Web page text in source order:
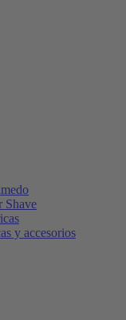
Shave
y accesorios